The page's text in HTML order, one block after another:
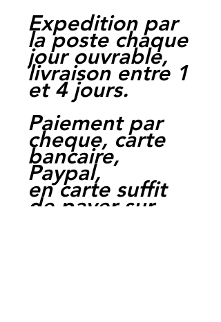
Expedition par
la poste chaque
jour ouvrable,
livraison entre 1
et 4 jours.
Paiement par
cheque, carte
bancaire,
Paypal,
en carte suffit
de payer sur